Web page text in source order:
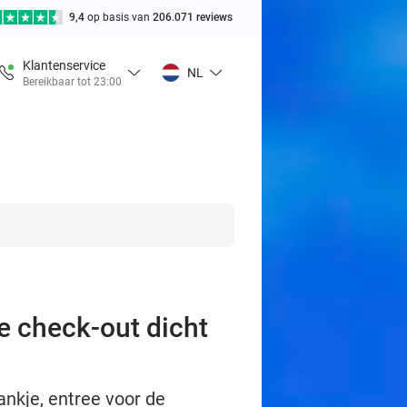
9,4 op basis van 206.071 reviews
Klantenservice
Bereikbaar tot 23:00
NL
check-out dicht
entree voor de